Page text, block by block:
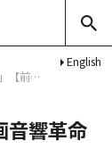
English
この川崎の片隅で体感した映画音響革命「LIVE ZOUND」【前編】
音響革命